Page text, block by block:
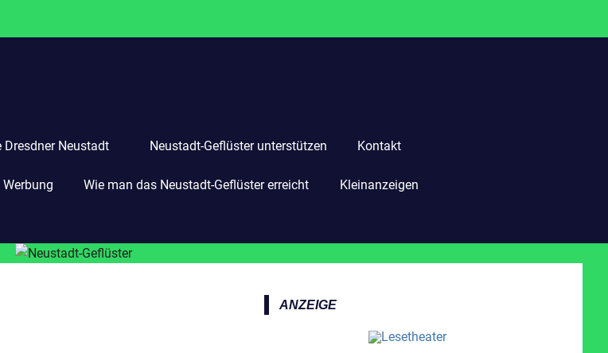
Dresdner Neustadt Neustadt-Geflüster unterstützen Kontakt
Wie man das Neustadt-Geflüster erreicht Kleinanzeigen
ANZEIGE